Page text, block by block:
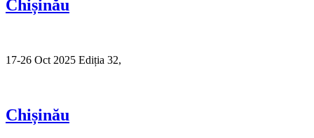
Chișinău
17-26 Oct 2025 Ediția 32,
Chișinău